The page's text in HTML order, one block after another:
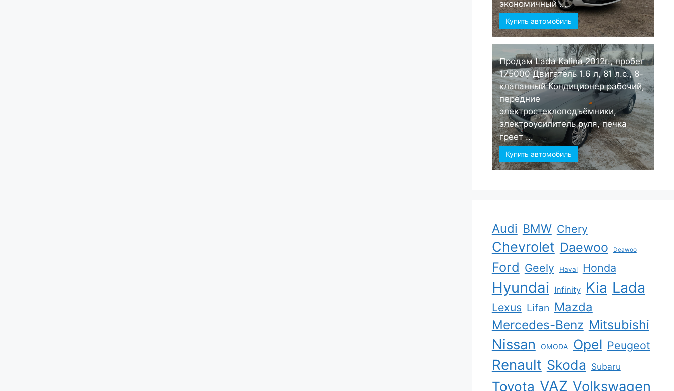
экономичный ...
Купить автомобиль
Продам Lada Kalina 2012г., пробег
175000 Двигатель 1.6 л, 81 л.с., 8-
клапанный Кондиционер рабочий,
передние
электростеклоподъёмники,
электроусилитель руля, печка
греет ...
Купить автомобиль
Audi BMW Chery
Chevrolet Daewoo Deawoo
Ford Geely Haval Honda
Hyundai Infinity Kia Lada
Lexus Lifan Mazda
Mercedes-Benz Mitsubishi
Nissan OMODA Opel Peugeot
Renault Skoda Subaru
Toyota VAZ Volkswagen